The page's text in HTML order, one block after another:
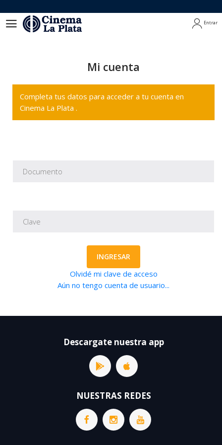
Entrar
Mi cuenta
Completa tus datos para acceder a tu cuenta en
Cinema La Plata .
INGRESAR
Olvidé mi clave de acceso
Aún no tengo cuenta de usuario...
Descargate nuestra app
NUESTRAS REDES